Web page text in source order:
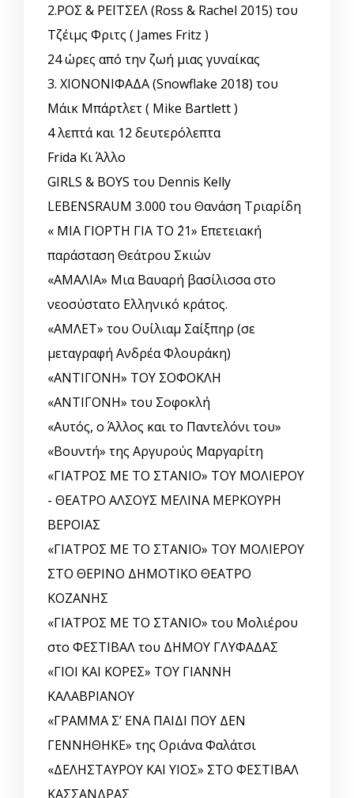
2.ΡΟΣ & ΡΕΪΤΣΕΛ (Ross & Rachel 2015) του
Τζέιμς Φριτς ( James Fritz )
24 ώρες από την ζωή μιας γυναίκας
3. ΧΙΟΝΟΝΙΦΑΔΑ (Snowflake 2018) του
Μάικ Μπάρτλετ ( Mike Bartlett )
4 λεπτά και 12 δευτερόλεπτα
Frida Κι Άλλο
GIRLS & BOYS του Dennis Kelly
LEBENSRAUM 3.000 του Θανάση Τριαρίδη
« ΜΙΑ ΓΙΟΡΤΗ ΓΙΑ ΤΟ ΄21» Επετειακή
παράσταση Θεάτρου Σκιών
«ΑΜΑΛΙΑ» Μια Βαυαρή βασίλισσα στο
νεοσύστατο Ελληνικό κράτος.
«ΑΜΛΕΤ» του Ουίλιαμ Σαίξπηρ (σε
μεταγραφή Ανδρέα Φλουράκη)
«ΑΝΤΙΓΟΝΗ» ΤΟΥ ΣΟΦΟΚΛΗ
«ΑΝΤΙΓΟΝΗ» του Σοφοκλή
«Αυτός, o Άλλος και το Παντελόνι του»
«Βουντή» της Αργυρούς Μαργαρίτη
«ΓΙΑΤΡΟΣ ΜΕ ΤΟ ΣΤΑΝΙΟ» ΤΟΥ ΜΟΛΙΕΡΟΥ
- ΘΕΑΤΡΟ ΑΛΣΟΥΣ ΜΕΛΙΝΑ ΜΕΡΚΟΥΡΗ
ΒΕΡΟΙΑΣ
«ΓΙΑΤΡΟΣ ΜΕ ΤΟ ΣΤΑΝΙΟ» ΤΟΥ ΜΟΛΙΕΡΟΥ
ΣΤΟ ΘΕΡΙΝΟ ΔΗΜΟΤΙΚΟ ΘΕΑΤΡΟ
ΚΟΖΑΝΗΣ
«ΓΙΑΤΡΟΣ ΜΕ ΤΟ ΣΤΑΝΙΟ» του Μολιέρου
στο ΦΕΣΤΙΒΑΛ του ΔΗΜΟΥ ΓΛΥΦΑΔΑΣ
«ΓΙΟΙ ΚΑΙ ΚΟΡΕΣ» ΤΟΥ ΓΙΑΝΝΗ
ΚΑΛΑΒΡΙΑΝΟΥ
«ΓΡΑΜΜΑ Σ’ ΕΝΑ ΠΑΙΔΙ ΠΟΥ ΔΕΝ
ΓΕΝΝΗΘΗΚΕ» της Οριάνα Φαλάτσι
«ΔΕΛΗΣΤΑΥΡΟΥ ΚΑΙ ΥΙΟΣ» ΣΤΟ ΦΕΣΤΙΒΑΛ
ΚΑΣΣΑΝΔΡΑΣ